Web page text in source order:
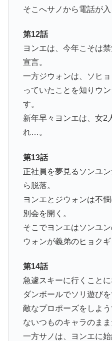
そこへサノから電話が入
第12話
ヨンエは、今年こそは
宣言。
一方ジウォンは、ソヒ
っていたことを知りウ
す。
新年早々ヨンエは、女2
れ…。
第13話
正社員を夢見るソンユ
ら脱落。
ヨンエとジウォンは不
別会を開く。
そこでヨンエはソンユ
ウォンが義弟のヒョクギ
第14話
急遽スキーに行くことに
ダンボールでソリ遊び
敵なプロポーズをしよ
ないつものキャラのまま
一方サノは、ヨンエに